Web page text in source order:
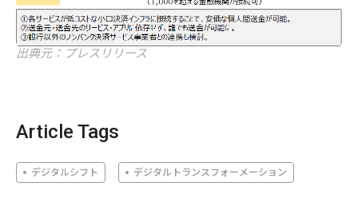
出典元：プレスリリース
Article Tags
デジタルシフト デジタルトランスフォーメーション